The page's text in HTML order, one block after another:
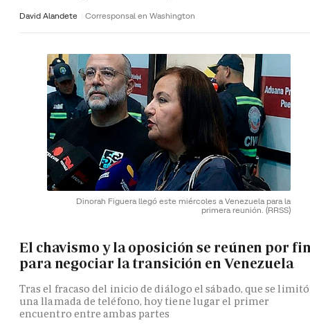
David Alandete Corresponsal en Washington
Dinorah Figuera llegó este miércoles a Venezuela para la
primera reunión. (RRSS)
El chavismo y la oposición se reúnen por
para negociar la transición en Venezuela
Tras el fracaso del inicio de diálogo el sábado, que se
una llamada de teléfono, hoy tiene lugar el primer
encuentro entre ambas partes